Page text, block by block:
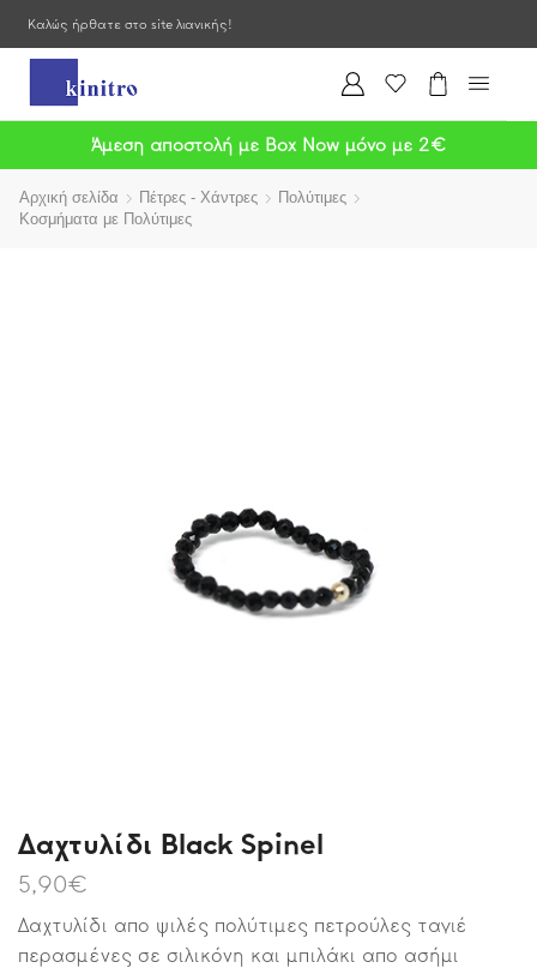
Καλώς ήρθατε στο site λιανικής!
Άμεση αποστολή με Box Now μόνο με 2€
Αρχική σελίδα Πέτρες - Χάντρες
Πολύτιμες
Κοσμήματα με Πολύτιμες
Δαχτυλίδι Black Spinel
5,90€
Δαχτυλίδι απο ψιλές πολύτιμες πετρούλες ταγιέ
περασμένες σε σιλικόνη και μπιλάκι απο ασήμι